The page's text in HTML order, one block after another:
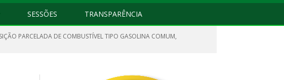
SESSÕES TRANSPARÊNCIA
PARCELADA DE COMBUSTÍVEL TIPO GASOLINA COMUM,